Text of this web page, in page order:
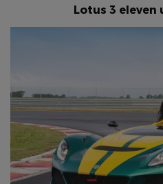
Lotus 3 eleven